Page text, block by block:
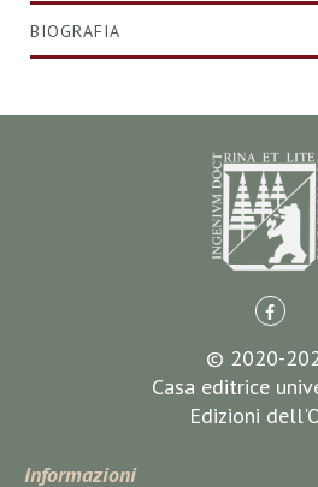
BIOGRAFIA
© 2020-
Casa editrice
Edizioni
Informazioni